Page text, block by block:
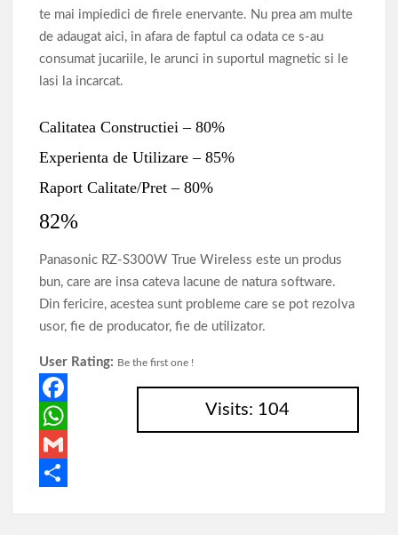
te mai impiedici de firele enervante. Nu prea am multe
de adaugat aici, in afara de faptul ca odata ce s-au
consumat jucariile, le arunci in suportul magnetic si le
lasi la incarcat.
Calitatea Constructiei – 80%
Experienta de Utilizare – 85%
Raport Calitate/Pret – 80%
82%
Panasonic RZ-S300W True Wireless este un produs
bun, care are insa cateva lacune de natura software.
Din fericire, acestea sunt probleme care se pot rezolva
usor, fie de producator, fie de utilizator.
User Rating: Be the first one !
Visits: 104
F
a
c
W
hG